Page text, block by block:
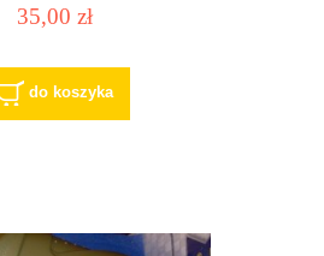
35,00 zł
do koszyka